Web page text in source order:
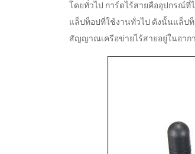
โดยทั่วไป การ์ดไร้สายคืออุปกรณ์ที่
แล็ปท็อปที่ใช้งานทั่วไป ดังนั้นแล็ป
สัญญาณเครือข่ายไร้สายอยู่ในอาก